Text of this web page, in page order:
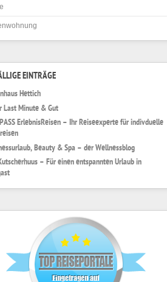
EINTRÄGE
Hettich
Last Minute & Gut
ErlebnisReisen – Ihr Reiseexperte für indivduelle
Beauty & Spa – der Wellnessblog
– Für einen entspannten Urlaub in